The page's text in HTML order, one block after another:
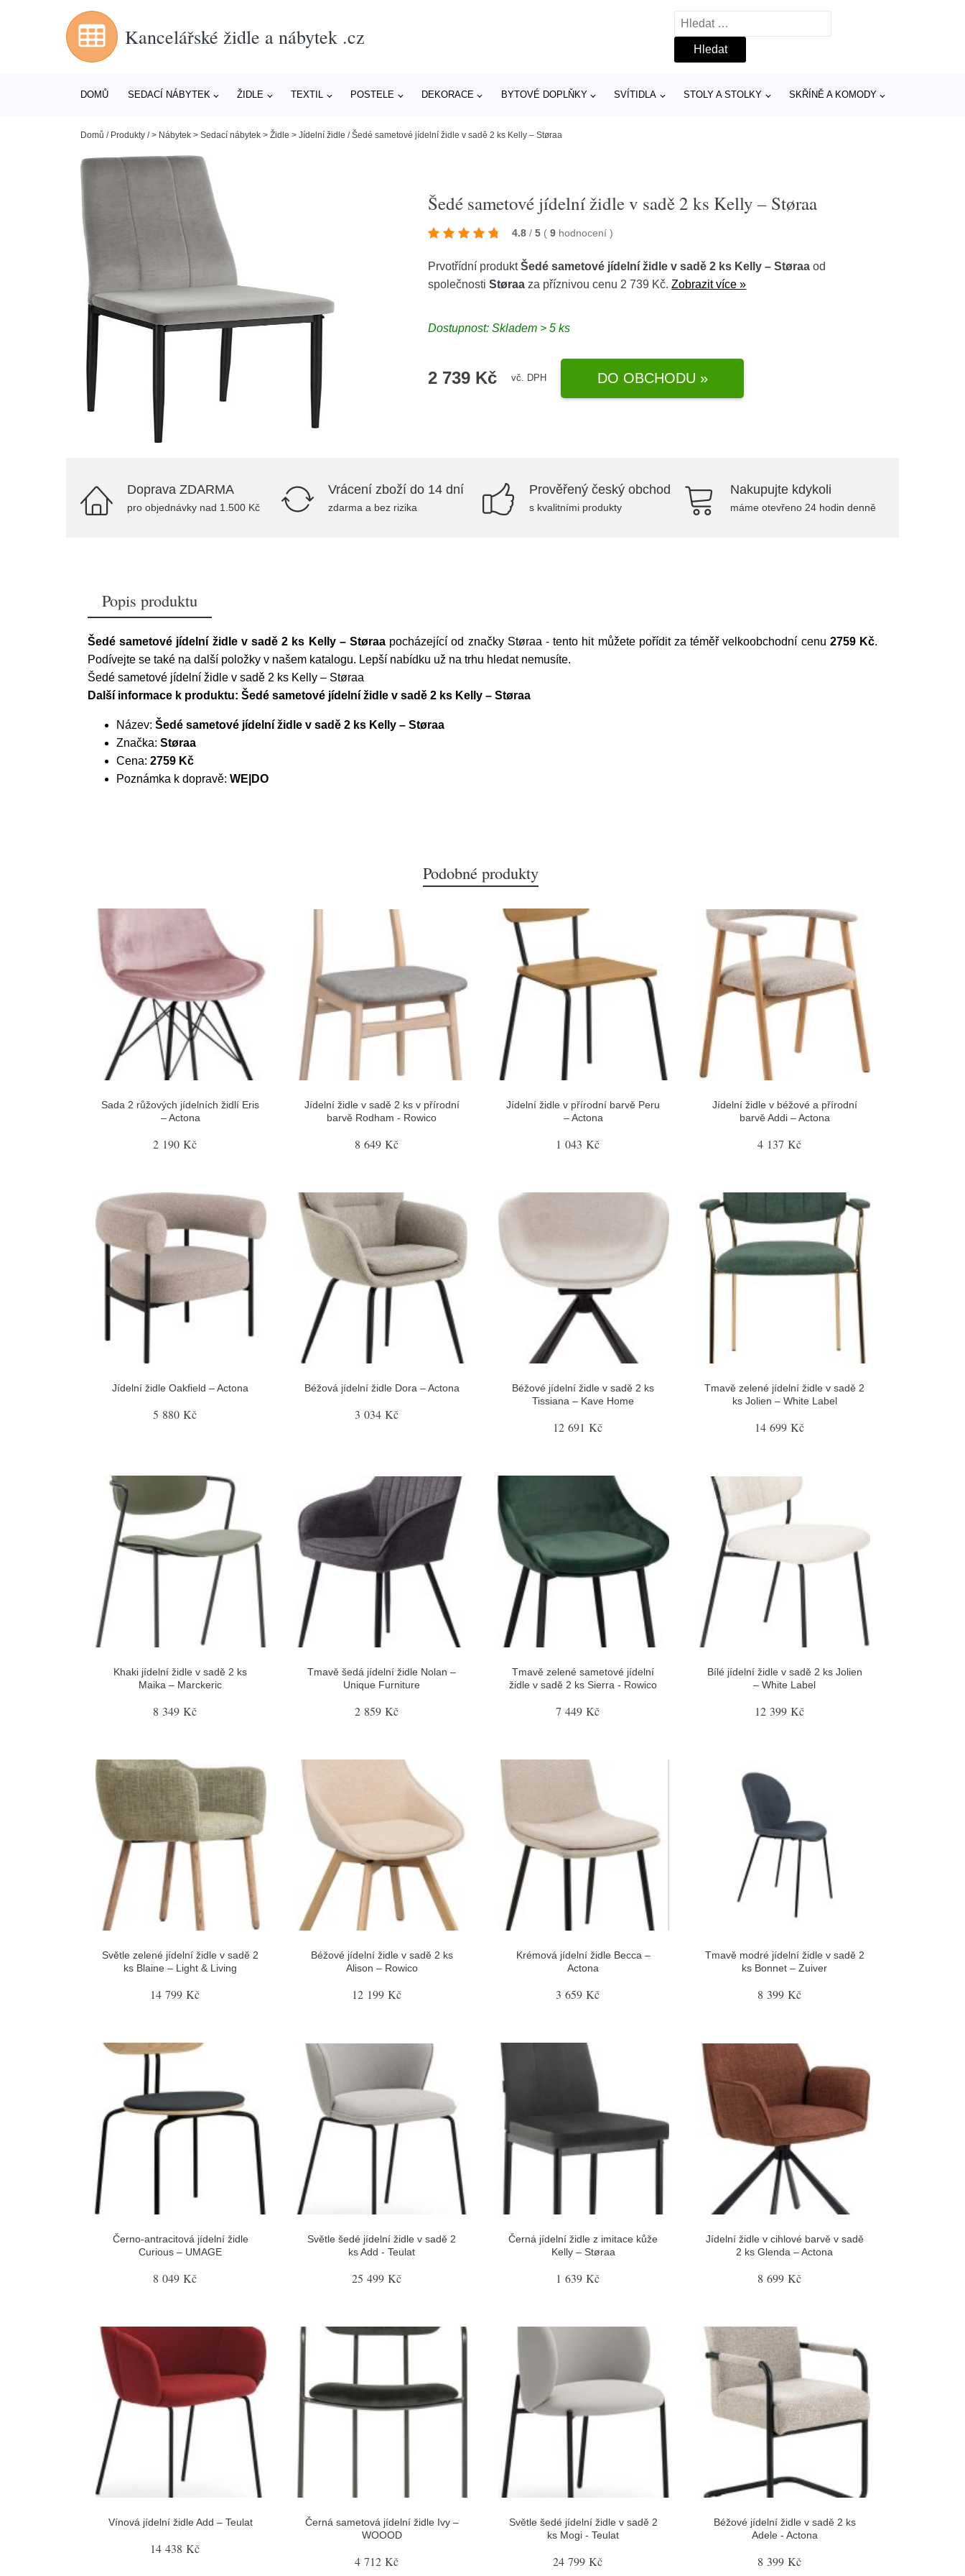
Kancelářské židle a nábytek .cz
Vyhledávání
DOMŮ SEDACÍ NÁBYTEK ŽIDLE TEXTIL POSTELE DEKORACE BYTOVÉ DOPLŇKY SVÍTIDLA STOLY A STOLKY SKŘÍNĚ A KOMODY
Domů / Produkty /> Nábytek > Sedací nábytek > Židle > Jídelní židle /Šedé sametové jídelní židle v sadě 2 ks Kelly – Støraa
Šedé sametové jídelní židle v sadě 2 ks Kelly – Støraa
4.8 / 5 ( 9 hodnocení)
Prvotřídní produktŠedé sametové jídelní židle v sadě 2 ks Kelly – Støraa od
společnostiStøraa za příznivou cenu 2 739 Kč.Zobrazit více »
Dostupnost: Skladem > 5 ks
2 739 Kč vč. DPH DO OBCHODU »
Doprava ZDARMA
pro objednávky nad 1.500 Kč
Vrácení zboží do 14 dní
zdarma a bez rizika
Prověřený český obchod
s kvalitními produkty
Nakupujte kdykoli
máme otevřeno 24 hodin denně
Popis produktu
Šedé sametové jídelní židle v sadě 2 ks Kelly – Støraa pocházející od značky Støraa - tento hit můžete pořídit za téměř velkoobchodní cenu 2759 Kč.
Podívejte se také na další položky v našem katalogu. Lepší nabídku už na trhu hledat nemusíte.
Šedé sametové jídelní židle v sadě 2 ks Kelly – Støraa
Další informace k produktu: Šedé sametové jídelní židle v sadě 2 ks Kelly – Støraa
Název: Šedé sametové jídelní židle v sadě 2 ks Kelly – Støraa
Značka: Støraa
Cena: 2759 Kč
Poznámka k dopravě: WE|DO
Podobné produkty
Sada 2 růžových jídelních židlí Eris
– Actona
2 190 Kč
Jídelní židle v sadě 2 ks v přírodní
barvě Rodham - Rowico
8 649 Kč
Jídelní židle v přírodní barvě Peru
– Actona
1 043 Kč
Jídelní židle v béžové a přírodní
barvě Addi – Actona
4 137 Kč
Jídelní židle Oakfield – Actona
5 880 Kč
Béžová jídelní židle Dora – Actona
3 034 Kč
Béžové jídelní židle v sadě 2 ks
Tissiana – Kave Home
12 691 Kč
Tmavě zelené jídelní židle v sadě 2
ks Jolien – White Label
14 699 Kč
Khaki jídelní židle v sadě 2 ks
Maika – Marckeric
8 349 Kč
Tmavě šedá jídelní židle Nolan –
Unique Furniture
2 859 Kč
Tmavě zelené sametové jídelní
židle v sadě 2 ks Sierra - Rowico
7 449 Kč
Bílé jídelní židle v sadě 2 ks Jolien
– White Label
12 399 Kč
Světle zelené jídelní židle v sadě 2
ks Blaine – Light & Living
14 799 Kč
Béžové jídelní židle v sadě 2 ks
Alison – Rowico
12 199 Kč
Krémová jídelní židle Becca –
Actona
3 659 Kč
Tmavě modré jídelní židle v sadě 2
ks Bonnet – Zuiver
8 399 Kč
Černo-antracitová jídelní židle
Curious – UMAGE
8 049 Kč
Světle šedé jídelní židle v sadě 2
ks Add - Teulat
25 499 Kč
Černá jídelní židle z imitace kůže
Kelly – Støraa
1 639 Kč
Jídelní židle v cihlové barvě v sadě
2 ks Glenda – Actona
8 699 Kč
Vínová jídelní židle Add – Teulat
14 438 Kč
Černá sametová jídelní židle Ivy –
WOOOD
4 712 Kč
Světle šedé jídelní židle v sadě 2
ks Mogi - Teulat
24 799 Kč
Béžové jídelní židle v sadě 2 ks
Adele - Actona
8 399 Kč